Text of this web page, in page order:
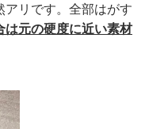
リです。全部はがす
は元の硬度に近い素材